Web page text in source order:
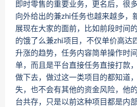
即时零售的重要业务，更名后，很
向外给出的兼zhi任务也越来越多，
展现在大家的面前，比如前段时间
的饿了么兼zhi项目，不仅单价高达
升涨的趋势，任务内容简单操作时
单，而且是平台直接任务直接打款
做下去，做过这一类项目的都知道
失，也不会有其他的资金风险，他
台共存，只是以前这种项目都是内